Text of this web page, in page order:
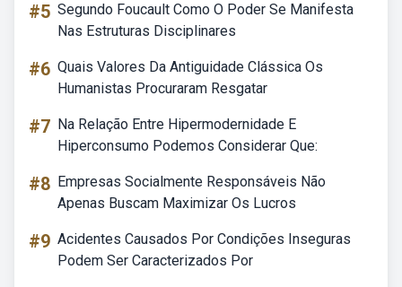
#5 Segundo Foucault Como O Poder Se Manifesta
Nas Estruturas Disciplinares
#6 Quais Valores Da Antiguidade Clássica Os
Humanistas Procuraram Resgatar
#7 Na Relação Entre Hipermodernidade E
Hiperconsumo Podemos Considerar Que:
#8 Empresas Socialmente Responsáveis Não
Apenas Buscam Maximizar Os Lucros
#9 Acidentes Causados Por Condições Inseguras
Podem Ser Caracterizados Por